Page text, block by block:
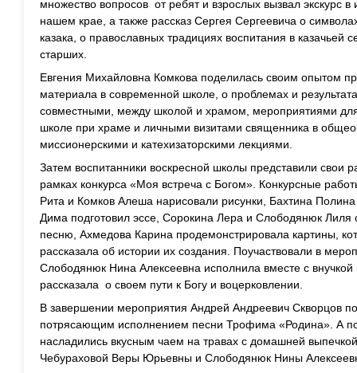
множество вопросов от ребят и взрослых вызвал экскурс в
нашем крае, а также рассказ Сергея Сергеевича о
казака, о православных традициях воспитания в казачьей
старших.
Евгения Михайловна Комкова поделилась своим опытом
материала в современной школе, о проблемах и
совместными, между школой и храмом, мероприятиями
школе при храме и личными визитами священника в
миссионерскими и катехизаторскими лекциями.
Затем воспитанники воскресной школы представили свои
рамках конкурса «Моя встреча с Богом». Конкурсные
Рита и Комков Алеша нарисовали рисунки, Бахтина Полина
Дима подготовил эссе, Сорокина Лера и Слободянюк Лиля
песню, Ахмедова Карина продемонстрировала картины,
рассказала об истории их создания. Поучаствовали в
Слободянюк Нина Алексеевна исполнила вместе с
рассказала о своем пути к Богу и воцерковлении.
В завершении мероприятия Андрей Андреевич Скворцов
потрясающим исполнением песни Трофима «Родина». А
насладились вкусным чаем на травах с домашней
Чебураховой Веры Юрьевны и Слободянюк Нины